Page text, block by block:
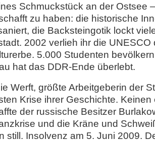
Schmuckstück an der Ostsee
zu haben: die historische
die Backsteingotik lockt
2002 verlieh ihr die UNESCO
5.000 Studenten
hat das DDR-Ende überlebt.
Werft, größte Arbeitgeberin der
Krise ihrer Geschichte. Keinen
der russische Besitzer
und die Kräne und
still. Insolvenz am 5. Juni 2009.